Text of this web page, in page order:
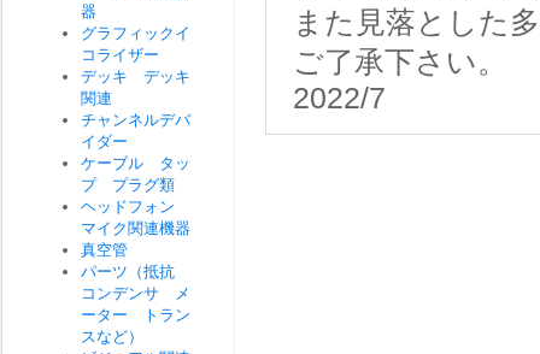
また見落とした
ご了承下さい。
2022/7
器
グラフィックイ
コライザー
デッキ デッキ
関連
チャンネルデバ
イダー
ケーブル タッ
プ プラグ類
ヘッドフォン
マイク関連機器
真空管
パーツ（抵抗
コンデンサ メ
ーター トラン
スなど）